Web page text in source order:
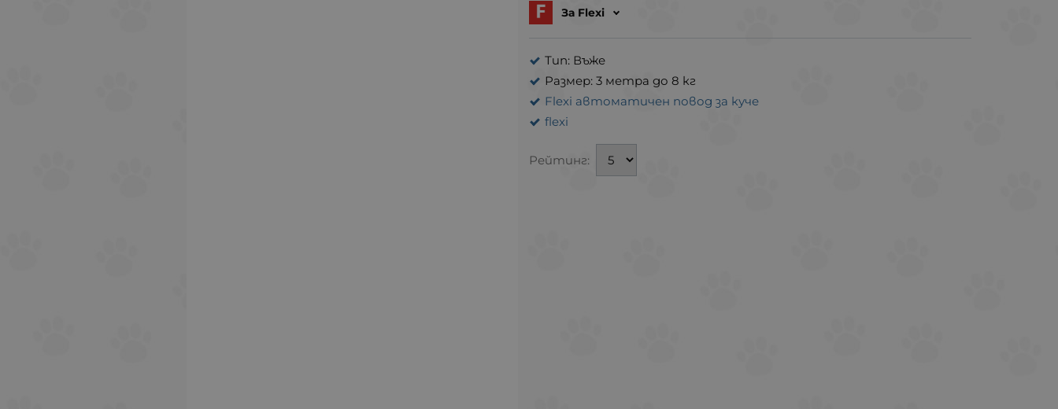
За Flexi
Тип: Въже
Размер: 3 метра до 8 кг
Flexi автоматичен повод за куче
flexi
Рейтинг: